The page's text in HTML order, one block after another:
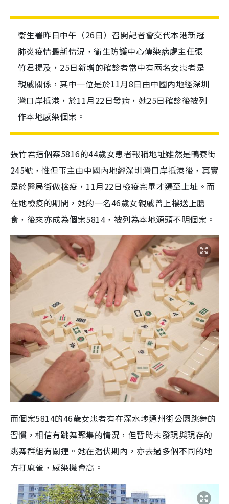
衞生署昨日中午（26日）召開記者會交代本港新冠
肺炎疫情最新情況，衞生防護中心傳染病處主任張
竹君提及，25日新增的確診者當中有兩名女患者是
親戚關係，其中一位是於11月8日由中國內地經深圳
灣口岸抵港，於11月22日發病，她25日確診後被列
作本地感染個案。
張竹君指個案5816的44歲女患者報稱地址雖然是鴨寮街
245號，惟但事主由中國內地經深圳灣口岸抵港後，其實
是於醫局街做檢疫，11月22日檢疫完畢才遷至上址。而
在她檢疫的期間，她的一名46歲女親戚曾上樓送上膳
食，後來亦成為個案5814，被列為本地源頭不明個案。
而個案5814的46歲女患者有在深水埗通州街公園跳舞的
習慣，相信有跳舞聚集的情況，但暫時未發現與現存的
跳舞群組有關連。她在潛伏期內，亦去過多個不同的地
方打麻雀，感染機會高。